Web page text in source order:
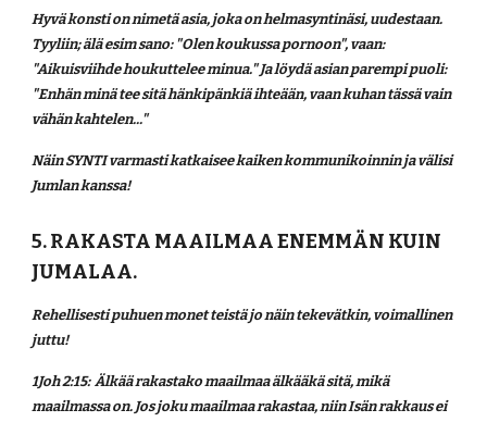
Hyvä konsti on nimetä asia, joka on helmasyntinäsi, uudestaan.
Tyyliin; älä esim sano: "Olen koukussa pornoon", vaan:
"Aikuisviihde houkuttelee minua." Ja löydä asian parempi puoli:
"Enhän minä tee sitä hänkipänkiä ihteään, vaan kuhan tässä vain
vähän kahtelen..."
Näin SYNTI varmasti katkaisee kaiken kommunikoinnin ja välisi
Jumlan kanssa!
5. RAKASTA MAAILMAA ENEMMÄN KUIN
JUMALAA.
Rehellisesti puhuen monet teistä jo näin tekevätkin, voimallinen
juttu!
1Joh 2:15:  Älkää rakastako maailmaa älkääkä sitä, mikä
maailmassa on. Jos joku maailmaa rakastaa, niin Isän rakkaus ei